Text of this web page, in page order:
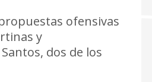
ofensivas
y
dos de los